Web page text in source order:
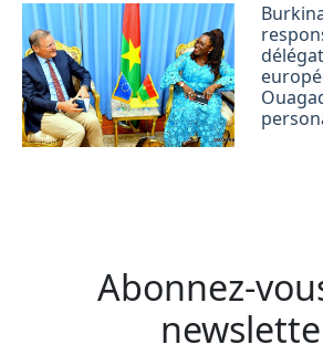
Abonnez-